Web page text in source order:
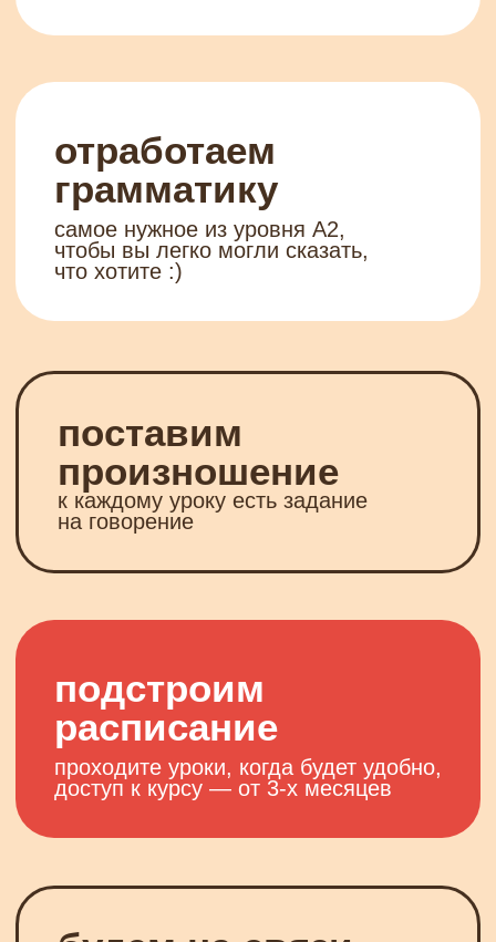
проходите уроки, когда будет удобно,
будем на связи
обратная связь на любом тарифе,
по любому вопросу
хочу учиться!